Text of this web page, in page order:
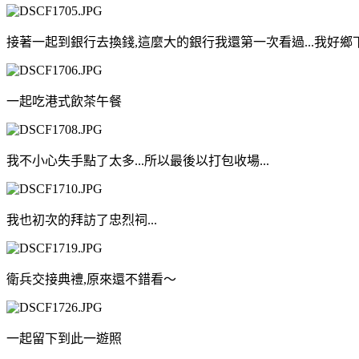
接著一起到銀行去換錢,這麼大的銀行我還第一次看過...我好鄉
一起吃港式飲茶午餐
我不小心失手點了太多...所以最後以打包收場...
我也初次的拜訪了忠烈祠...
衛兵交接典禮,原來還不錯看～
一起留下到此一遊照